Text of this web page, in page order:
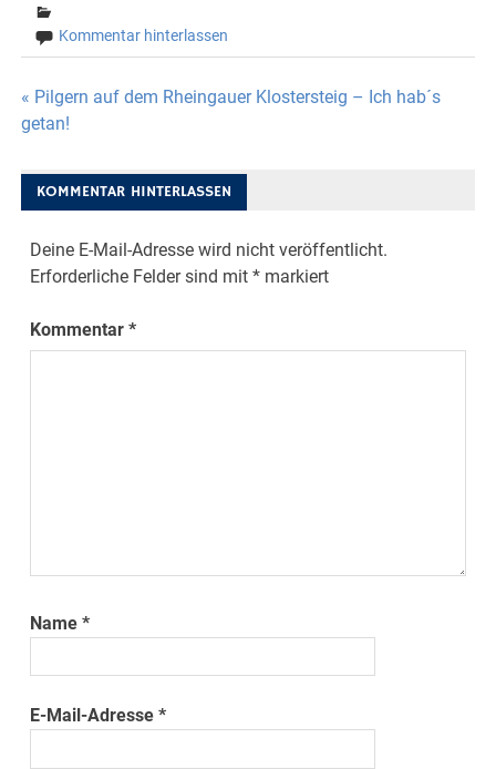
Kommentar hinterlassen
Beitragsnavigation
« Pilgern auf dem Rheingauer Klostersteig – Ich hab´s
getan!
KOMMENTAR HINTERLASSEN
Deine E-Mail-Adresse wird nicht veröffentlicht.
Erforderliche Felder sind mit* markiert
Kommentar*
Name*
E-Mail-Adresse*